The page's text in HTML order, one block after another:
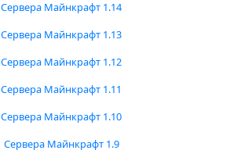
Сервера Майнкрафт 1.14
Сервера Майнкрафт 1.13
Сервера Майнкрафт 1.12
Сервера Майнкрафт 1.11
Сервера Майнкрафт 1.10
Сервера Майнкрафт 1.9